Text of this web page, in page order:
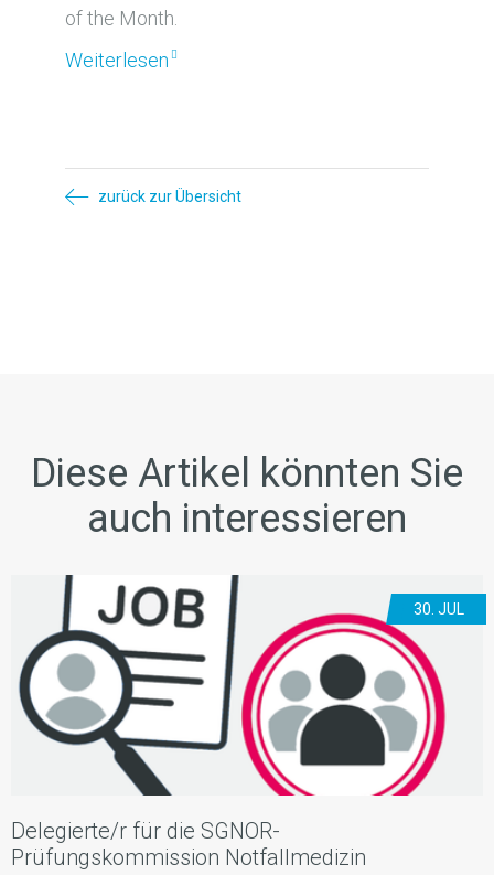
of the Month.
Weiterlesen
zurück zur Übersicht
Diese Artikel könnten Sie
auch interessieren
30. JUL
Delegierte/r für die SGNOR-
Prüfungskommission Notfallmedizin